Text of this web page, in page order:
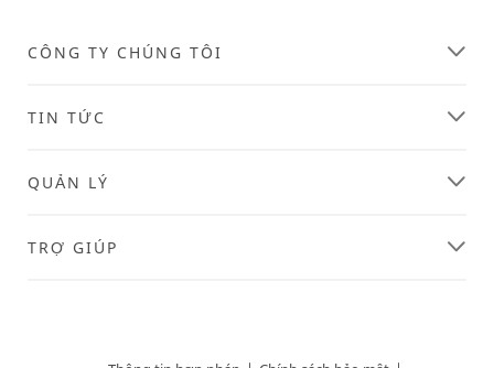
CÔNG TY CHÚNG TÔI
TIN TỨC
QUẢN LÝ
TRỢ GIÚP